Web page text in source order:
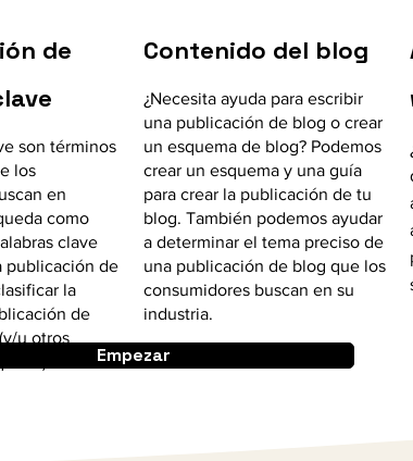
de
son términos
los
en
como
clave
publicación de
la
de
u otros
más alto.
Contenido del blog
¿Necesita ayuda para escribir
una publicación de blog o crear
un esquema de blog? Podemos
crear un esquema y una guía
para crear la publicación de tu
blog. También podemos ayudar
a determinar el tema preciso de
una publicación de blog que los
consumidores buscan en su
industria.
Empezar